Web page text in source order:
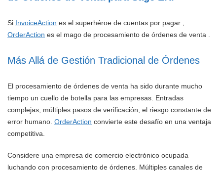
Si InvoiceAction es el superhéroe de cuentas por pagar ,
OrderAction es el mago de procesamiento de órdenes de venta .
Más Allá de Gestión Tradicional de Órdenes
El procesamiento de órdenes de venta ha sido durante mucho
tiempo un cuello de botella para las empresas. Entradas
complejas, múltiples pasos de verificación, el riesgo constante de
error humano. OrderAction convierte este desafío en una ventaja
competitiva.
Considere una empresa de comercio electrónico ocupada
luchando con procesamiento de órdenes. Múltiples canales de